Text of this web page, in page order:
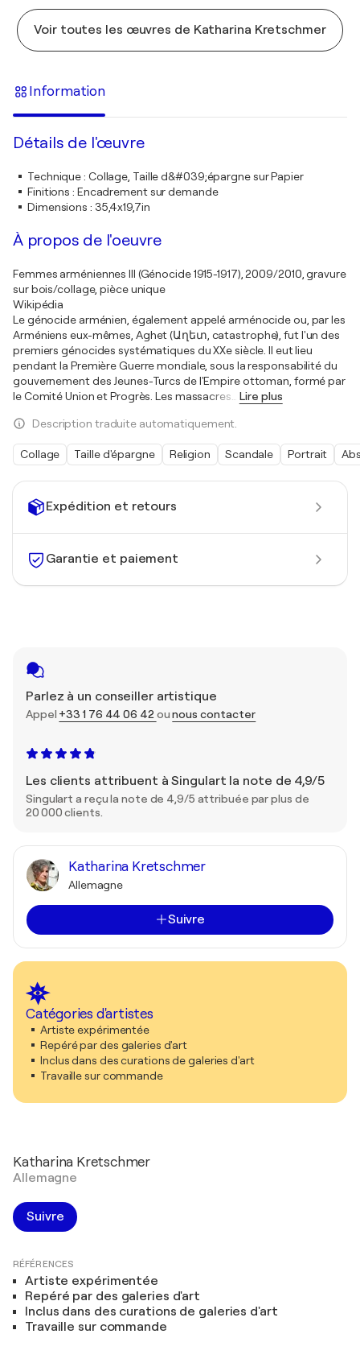
Expédition et retours
Garantie et paiement
Parlez à un conseiller artistique
Appel +33 1 76 44 06 42 ounous contacter
Les clients attribuent à Singulart la note de 4,9/5
Singulart a reçu la note de 4,9/5 attribuée par plus de
20 000 clients.
Katharina Kretschmer
Allemagne
Suivre
Catégories d'artistes
Artiste expérimentée
Repéré par des galeries d'art
Inclus dans des curations de galeries d'art
Travaille sur commande
Voir toutes les œuvres de Katharina Kretschmer
Information
Détails de l'œuvre
Technique: Collage, Taille d&#039;épargne sur Papier
Finitions : Encadrement sur demande
Dimensions : 35,4x19,7in
À propos de l'oeuvre
Femmes arméniennes III (Génocide 1915-1917), 2009/2010, gravure
sur bois/collage, pièce unique
Wikipédia
Le génocide arménien, également appelé arménocide ou, par les
Arméniens eux-mêmes, Aghet (Աղետ, catastrophe), fut l'un des
premiers génocides systématiques du XXe siècle. Il eut lieu
pendant la Première Guerre mondiale, sous la responsabilité du
gouvernement des Jeunes-Turcs de l'Empire ottoman, formé par
le Comité Union et Progrès. Les massacres
Lire plus
Description traduite automatiquement.
Collage Taille d'épargne Religion Scandale Portrait
Katharina Kretschmer
Allemagne
Suivre
RÉFÉRENCES
Artiste expérimentée
Repéré par des galeries d'art
Inclus dans des curations de galeries d'art
Travaille sur commande